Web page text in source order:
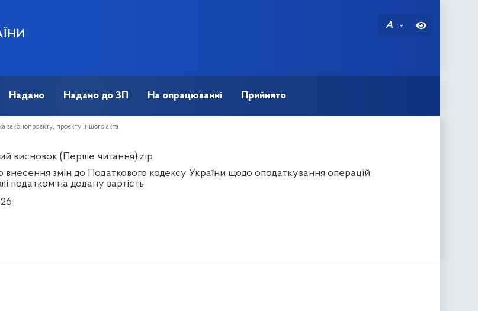
A
Надано Надано до ЗП На опрацюванні Прийнято
законопроєкту, проєкту іншого акта
висновок (Перше читання).zip
внесення змін до Податкового кодексу України щодо оподаткування операцій
податком на додану вартість